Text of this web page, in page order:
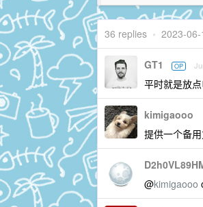
36 replies • 2023-
GT1 OP
平时就是放
kimigaooo
提供一个备
@kimigaooo